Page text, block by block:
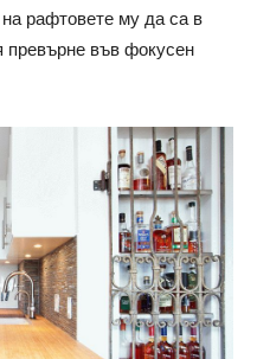
рафтовете му да са в
във фокусен